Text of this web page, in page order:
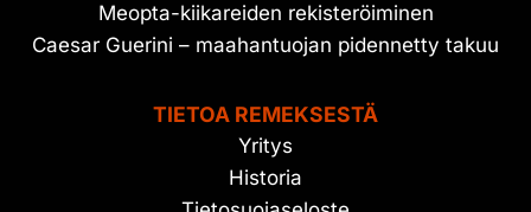
Meopta-kiikareiden rekisteröiminen
Caesar Guerini – maahantuojan pidennetty takuu
TIETOA REMEKSESTÄ
Yritys
Historia